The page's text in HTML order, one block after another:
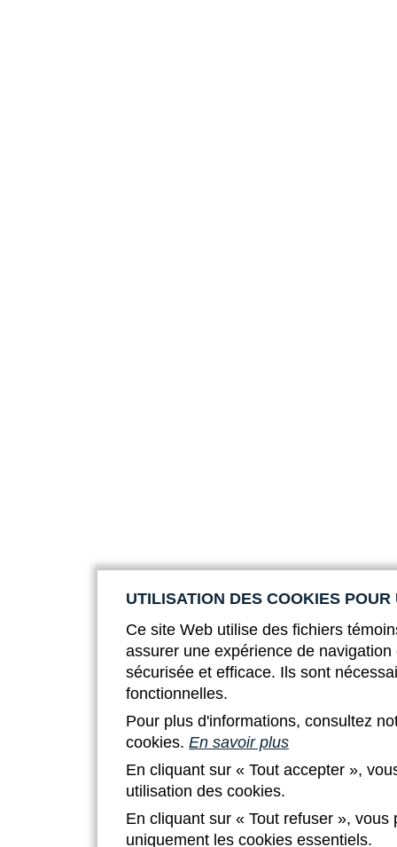
UTILISATION DES COOKIES
Ce site Web utilise des fichiers
assurer une expérience de
sécurisée et efficace. Ils sont
fonctionnelles.
Pour plus d'informations, consultez
cookies. En savoir plus
En cliquant sur « Tout accepter »,
utilisation des cookies.
En cliquant sur « Tout refuser »,
uniquement les cookies essentiels.